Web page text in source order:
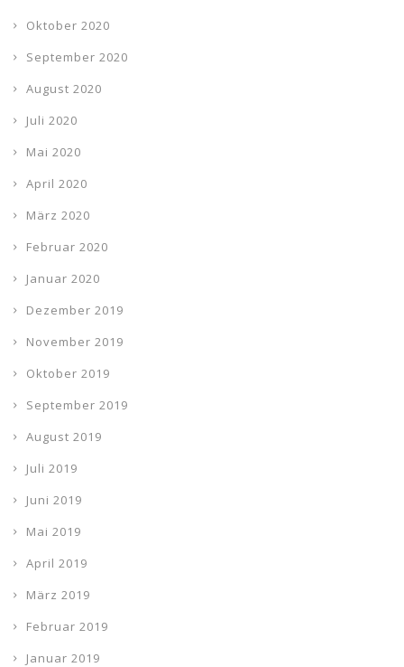
Oktober 2020
September 2020
August 2020
Juli 2020
Mai 2020
April 2020
März 2020
Februar 2020
Januar 2020
Dezember 2019
November 2019
Oktober 2019
September 2019
August 2019
Juli 2019
Juni 2019
Mai 2019
April 2019
März 2019
Februar 2019
Januar 2019